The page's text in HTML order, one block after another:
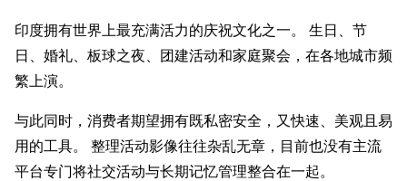
印度拥有世界上最充满活力的庆祝文化之一。 生日、节
日、婚礼、板球之夜、团建活动和家庭聚会，在各地城市频
繁上演。
与此同时，消费者期望拥有既私密安全，又快速、美观且易
用的工具。 整理活动影像往往杂乱无章，目前也没有主流
平台专门将社交活动与长期记忆管理整合在一起。